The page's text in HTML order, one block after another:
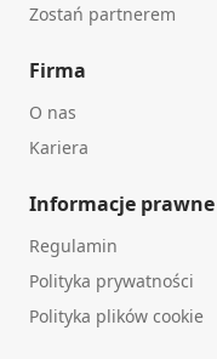
Zostań partnerem
Firma
O nas
Kariera
Informacje prawne
Regulamin
Polityka prywatności
Polityka plików cookie